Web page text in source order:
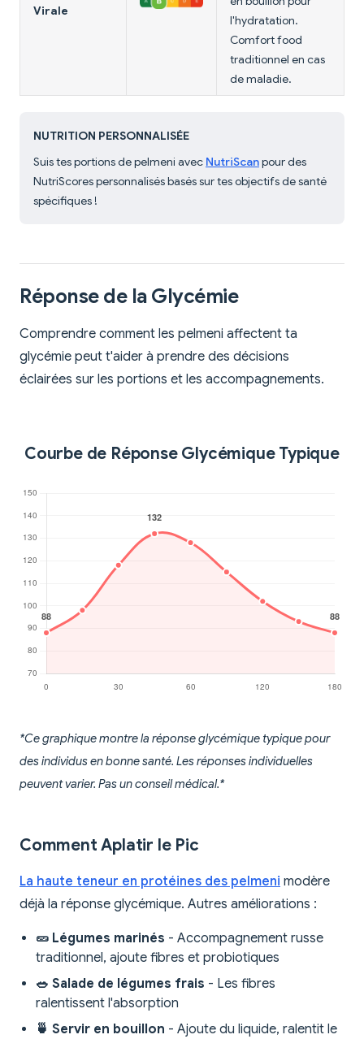
Virale
l'hydratation.
Comfort food
traditionnel en cas
de maladie.
NUTRITION PERSONNALISÉE
Suis tes portions de pelmeni avec NutriScanpour des
NutriScores personnalisés basés sur tes objectifs de santé
spécifiques !
Réponse de la Glycémie
Comprendre comment les pelmeni affectent ta
glycémie peut t'aider à prendre des décisions
éclairées sur les portions et les accompagnements.
Courbe de Réponse Glycémique Typique
*Ce graphique montre la réponse glycémique typique pour
des individus en bonne santé. Les réponses individuelles
peuvent varier. Pas un conseil médical.*
Comment Aplatir le Pic
La haute teneur en protéines des pelmeni modère
déjà la réponse glycémique. Autres améliorations :
🥒 Légumes marinés - Accompagnement russe
traditionnel, ajoute fibres et probiotiques
🥗 Salade de légumes frais - Les fibres
ralentissent l'absorption
🍵 Servir en bouillon - Ajoute du liquide, ralentit le